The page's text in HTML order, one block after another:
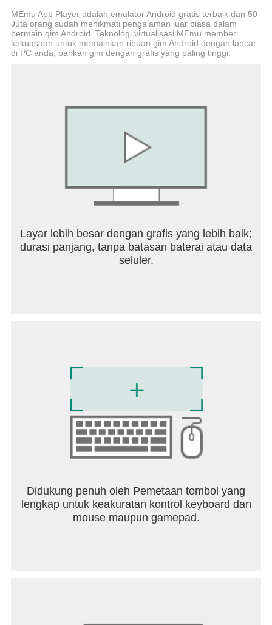
MEmu App Player adalah emulator Android gratis terbaik dan 50
Juta orang sudah menikmati pengalaman luar biasa dalam
bermain gim Android. Teknologi virtualisasi MEmu memberi
kekuasaan untuk memainkan ribuan gim Android dengan lancar
di PC anda, bahkan gim dengan grafis yang paling tinggi.
Layar lebih besar dengan grafis yang lebih baik;
durasi panjang, tanpa batasan baterai atau data
seluler.
Didukung penuh oleh Pemetaan tombol yang
lengkap untuk keakuratan kontrol keyboard dan
mouse maupun gamepad.